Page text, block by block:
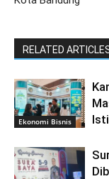
RELATED
Ekonomi Bisnis